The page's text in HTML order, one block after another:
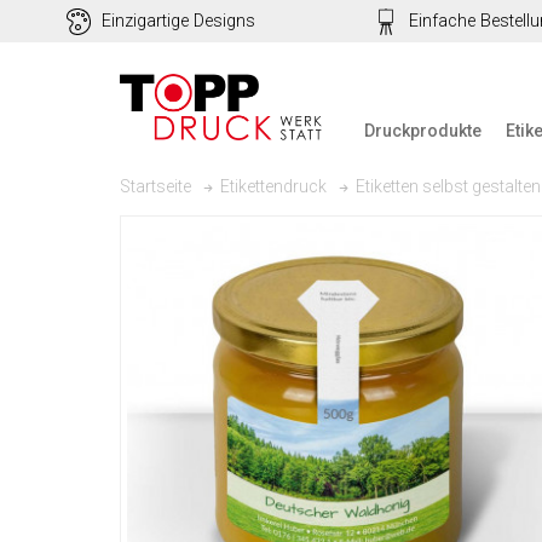
Einzigartige Designs Einfache
Druckprodukte
Startseite Etikettendruck Etiketten selbst gestalten